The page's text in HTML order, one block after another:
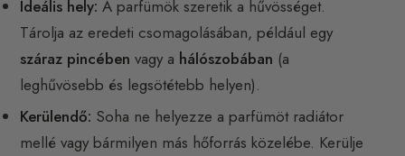
Ideális hely: A parfümök szeretik a hűvösséget.
Tárolja az eredeti csomagolásában, például egy
száraz pincében vagy a hálószobában (a
leghűvösebb és legsötétebb helyen).
Kerülendő: Soha ne helyezze a parfümöt radiátor
mellé vagy bármilyen más hőforrás közelébe. Kerülje